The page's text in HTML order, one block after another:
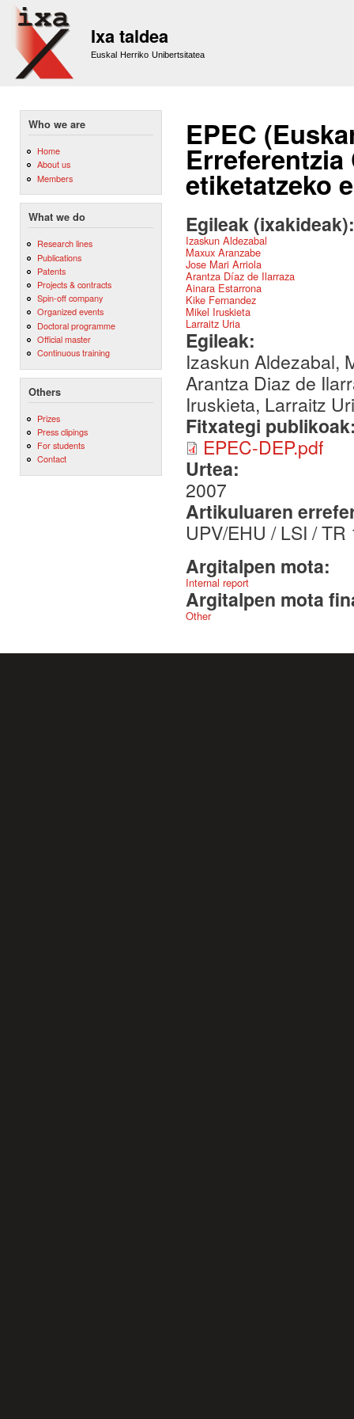
Ixa taldea
Euskal Herriko Unibertsitatea
Who we are
Home
About us
Members
What we do
Research lines
Publications
Patents
Projects & contracts
Spin-off company
Organized events
Doctoral programme
Official master
Continuous training
Others
Prizes
Press clipings
For students
Contact
EPEC
etiketatzeko
Egileak
Izaskun Aldezabal
Maxux Aranzabe
Jose Mari Arriola
Arantza Díaz de Ilarraza
Ainara Estarrona
Kike Fernandez
Mikel Iruskieta
Larraitz Uria
Egileak:
Izaskun Aldezabal,
Arantza Diaz de
Iruskieta, Larraitz
Fitxategi
EPEC-DEP.pdf
Urtea:
2007
Artikuluaren
UPV/EHU / LSI /
Argitalpen mota:
Internal report
Argitalpen mota
Other